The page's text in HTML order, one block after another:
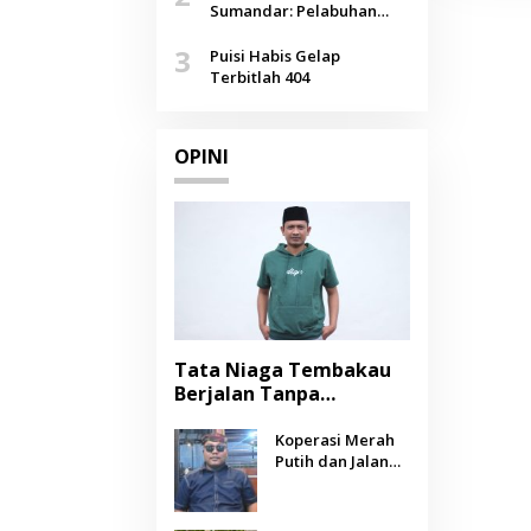
Agustus
Sumandar: Pelabuhan
Selendang Benang Merah
Lombang
3
Puisi Habis Gelap
Terbitlah 404
OPINI
Tata Niaga Tembakau
Berjalan Tanpa
Negara Berpihak
kepada Petani?
Koperasi Merah
Putih dan Jalan